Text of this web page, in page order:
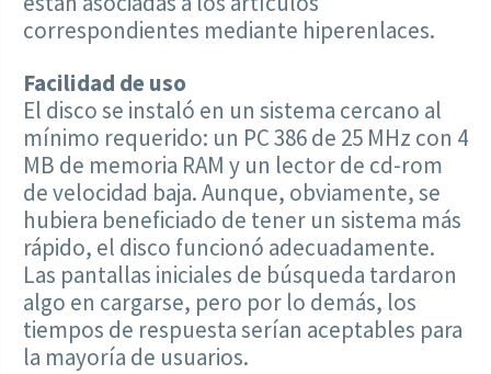
correspondientes mediante hiperenlaces.
Facilidad de uso
El disco se instaló en un sistema cercano al
mínimo requerido: un PC 386 de 25 MHz con 4
MB de memoria RAM y un lector de cd-rom
de velocidad baja. Aunque, obviamente, se
hubiera beneficiado de tener un sistema más
rápido, el disco funcionó adecuadamente.
Las pantallas iniciales de búsqueda tardaron
algo en cargarse, pero por lo demás, los
tiempos de respuesta serían aceptables para
la mayoría de usuarios.